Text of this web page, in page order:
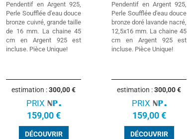
Pendentif en Argent 925,
Perle Soufflée d'eau douce
bronze cuivré, grande taille
de 16 mm. La chaine 45
cm en Argent 925 est
incluse. Pièce Unique!
estimation :300,00 €
PRIX
159,00 €
DÉCOUVRIR
Pendentif en Argent 925,
Perle Soufflée d'eau douce
bronze doré lavande nacré,
12,5x16 mm. La chaine 45
cm en Argent 925 est
incluse. Pièce Unique!
estimation :300,00 €
PRIX
159,00 €
DÉCOUVRIR